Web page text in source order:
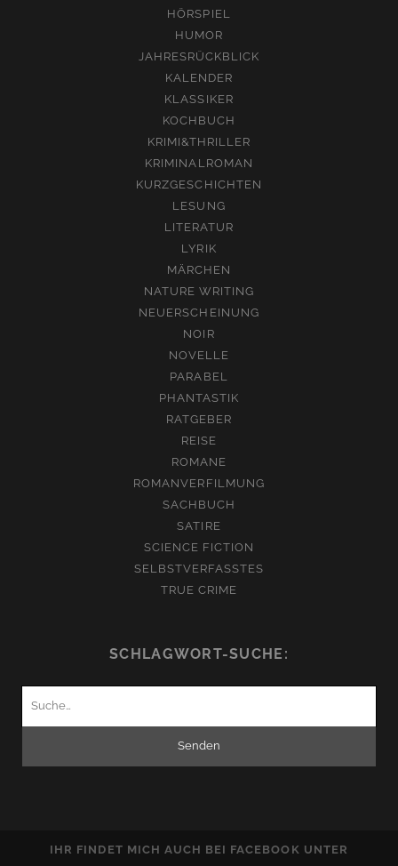
HÖRSPIEL
HUMOR
JAHRESRÜCKBLICK
KALENDER
KLASSIKER
KOCHBUCH
KRIMI&THRILLER
KRIMINALROMAN
KURZGESCHICHTEN
LESUNG
LITERATUR
LYRIK
MÄRCHEN
NATURE WRITING
NEUERSCHEINUNG
NOIR
NOVELLE
PARABEL
PHANTASTIK
RATGEBER
REISE
ROMANE
ROMANVERFILMUNG
SACHBUCH
SATIRE
SCIENCE FICTION
SELBSTVERFASSTES
TRUE CRIME
SCHLAGWORT-SUCHE:
IHR FINDET MICH AUCH BEI FACEBOOK UNTER